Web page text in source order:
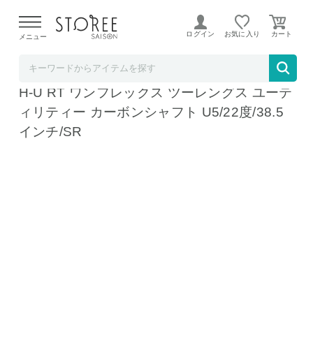
よる配送遅延が発生しております。
メニュー ログイン お気に入り
番手15番までの6種類パワービルト ゴルフ D
H-U RT ワンフレックス ツーレングス ユーテ
ィリティー カーボンシャフト U5/22度/38.5
インチ/SR